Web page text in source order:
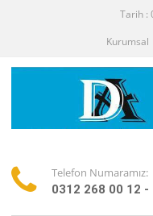
Tarih :
Kurumsal
Telefon Numaramız:
0312 268 00 12